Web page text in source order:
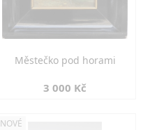
Městečko pod horami
3 000 Kč
NOVÉ